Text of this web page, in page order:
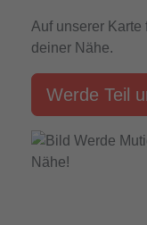
Auf unserer
deiner Nähe.
Werde Teil